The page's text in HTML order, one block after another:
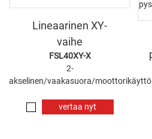
Lineaarinen XY-
vaihe
FSL40XY-X
2-
akselinen/vaakasuora/
vertaa nyt